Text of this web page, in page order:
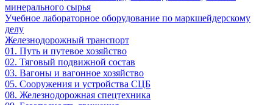
минерального сырья
Учебное лабораторное оборудование по маркшейдерскому
делу
Железнодорожный транспорт
01. Путь и путевое хозяйство
02. Тяговый подвижной состав
03. Вагоны и вагонное хозяйство
05. Сооружения и устройства СЦБ
08. Железнодорожная спецтехника